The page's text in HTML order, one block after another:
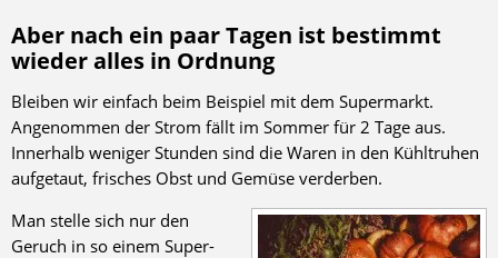
Aber nach ein paar Tagen ist bestimmt
wieder alles in Ordnung
Bleiben wir einfach beim Beispiel mit dem Supermarkt.
Angenommen der Strom fällt im Sommer für 2 Tage aus.
Innerhalb weniger Stunden sind die Waren in den Kühltruhen
aufgetaut, frisches Obst und Gemüse verderben.
Man stelle sich nur den
Geruch in so einem Super­